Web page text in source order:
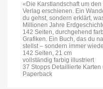
«Die Karstlandschaft um
Verlag erschienen. Ein
du gehst, sondern erklärt,
Millionen Jahre
142 Seiten, durchgehend
Grafiken. Ein Buch, das du
stellst – sondern immer
142 Seiten, 21 cm
vollständig farbig illustriert
37 Stopps Detaillierte Karten
Paperback